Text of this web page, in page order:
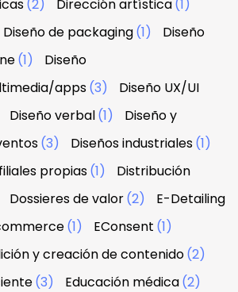
(2) Dirección artística(1)
Diseño de packaging(1)
Diseño
(1)
Diseño
apps(3)
Diseño UX/UI
Diseño verbal(1)
Diseño y
(3) Diseños industriales(1)
propias(1)
Distribución
Dossieres de valor(2)
E-Detailing
(1) EConsent (1)
y creación de contenido(2)
(3) Educación médica(2)